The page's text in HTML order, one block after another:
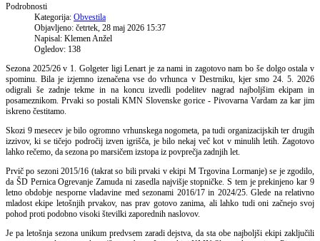
Podrobnosti
Kategorija: Obvestila
Objavljeno: četrtek, 28 maj 2026 15:37
Napisal: Klemen Anžel
Ogledov: 138
Sezona 2025/26 v 1. Golgeter ligi Lenart je za nami in zagotovo nam bo še dolgo ostala v
spominu. Bila je izjemno izenačena vse do vrhunca v Destrniku, kjer smo 24. 5. 2026
odigrali še zadnje tekme in na koncu izvedli podelitev nagrad najboljšim ekipam in
posameznikom. Prvaki so postali KMN Slovenske gorice - Pivovarna Vardam za kar jim
iskreno čestitamo.
Skozi 9 mesecev je bilo ogromno vrhunskega nogometa, pa tudi organizacijskih ter drugih
izzivov, ki se tičejo področij izven igrišča, je bilo nekaj več kot v minulih letih. Zagotovo
lahko rečemo, da sezona po marsičem izstopa iz povprečja zadnjih let.
Prvič po sezoni 2015/16 (takrat so bili prvaki v ekipi M Trgovina Lormanje) se je zgodilo,
da ŠD Pernica Ogrevanje Zamuda ni zasedla najvišje stopničke. S tem je prekinjeno kar 9
letno obdobje nesporne vladavine med sezonami 2016/17 in 2024/25. Glede na relativno
mladost ekipe letošnjih prvakov, nas prav gotovo zanima, ali lahko tudi oni začnejo svoj
pohod proti podobno visoki številki zaporednih naslovov.
Je pa letošnja sezona unikum predvsem zaradi dejstva, da sta obe najboljši ekipi zaključili